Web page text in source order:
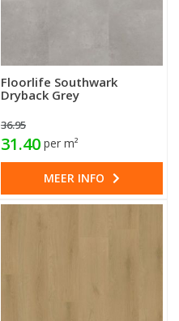
Floorlife Southwark
Dryback Grey
36.95
31.40 per m²
MEER INFO